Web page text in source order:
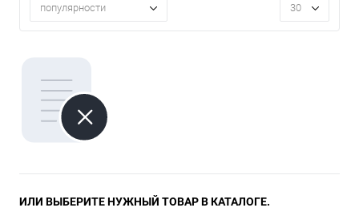
популярности 30
ИЛИ ВЫБЕРИТЕ НУЖНЫЙ ТОВАР В КАТАЛОГЕ.